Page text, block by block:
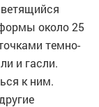
около 25
темно-
и гасли.
к ним.